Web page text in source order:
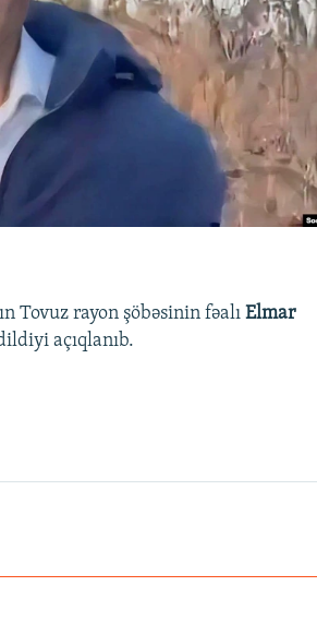
Tovuz rayon şöbəsinin fəalı Elmar
açıqlanıb.